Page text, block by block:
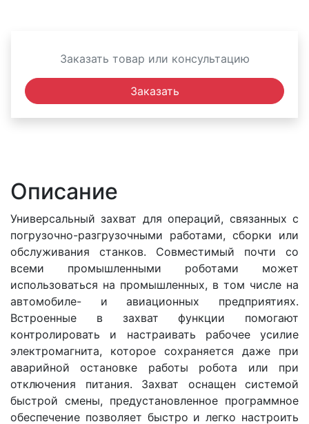
Заказать товар или консультацию
Заказать
Описание
Универсальный захват для операций, связанных с
погрузочно-разгрузочными работами, сборки или
обслуживания станков. Совместимый почти со
всеми промышленными роботами может
использоваться на промышленных, в том числе на
автомобиле- и авиационных предприятиях.
Встроенные в захват функции помогают
контролировать и настраивать рабочее усилие
электромагнита, которое сохраняется даже при
аварийной остановке работы робота или при
отключения питания. Захват оснащен системой
быстрой смены, предустановленное программное
обеспечение позволяет быстро и легко настроить